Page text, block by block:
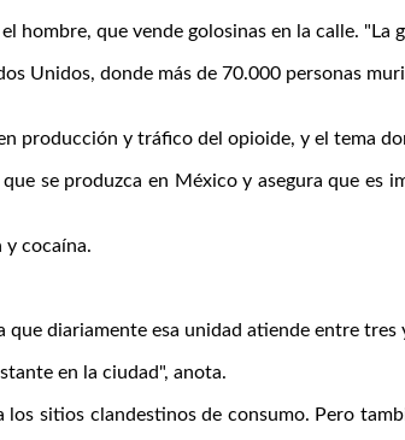
hombre, que vende golosinas en la calle.
Unidos, donde más de 70.000 personas
producción y tráfico del opioide, y el tema
se produzca en México y asegura que
y cocaína.
diariamente esa unidad atiende entre
en la ciudad", anota.
sitios clandestinos de consumo. Pero